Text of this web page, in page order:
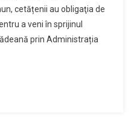
Sprijinul
Cetatenilor,punand
La
cetățenii au obligaţia de
a veni în sprijinul
prin Administrația